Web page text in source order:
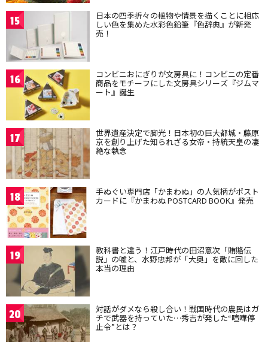
15 日本の四季折々の植物や情景を描くことに相応
しい色を集めた水彩色鉛筆『色辞典』が新発
売！
16 コンビニおにぎりが文房具に！コンビニの定番
商品をモチーフにした文房具シリーズ『ジムマ
ート』誕生
17 世界遺産決定で脚光！日本初の巨大都城・藤原
京を創り上げた知られざる女帝・持統天皇の凄
絶な執念
18 手ぬぐい専門店「かまわぬ」の人気柄がポスト
カードに『かまわぬ POSTCARD BOOK』発売
19 教科書と違う！江戸時代の田沼意次「賄賂伝
説」の嘘と、水野忠邦が「大奥」を敵に回した
本当の理由
20 対話がダメなら殺し合い！戦国時代の農民はガ
チで武器を持っていた…秀吉が発した“喧嘩停
止令”とは？